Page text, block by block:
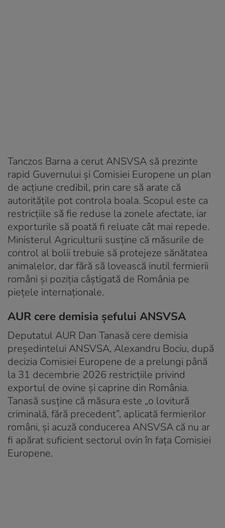
Tanczos Barna a cerut ANSVSA să prezinte
rapid Guvernului și Comisiei Europene un plan
de acțiune credibil, prin care să arate că
autoritățile pot controla boala. Scopul este ca
restricțiile să fie reduse la zonele afectate, iar
exporturile să poată fi reluate cât mai repede.
Ministerul Agriculturii susține că măsurile de
control al bolii trebuie să protejeze sănătatea
animalelor, dar fără să lovească inutil fermierii
români și poziția câștigată de România pe
piețele internaționale.
AUR cere demisia șefului ANSVSA
Deputatul AUR Dan Tanasă cere demisia
președintelui ANSVSA, Alexandru Bociu, după
decizia Comisiei Europene de a prelungi până
la 31 decembrie 2026 restricțiile privind
exportul de ovine și caprine din România.
Tanasă susține că măsura este „o lovitură
criminală, fără precedent”, aplicată fermierilor
români, și acuză conducerea ANSVSA că nu ar
fi apărat suficient sectorul ovin în fața Comisiei
Europene.